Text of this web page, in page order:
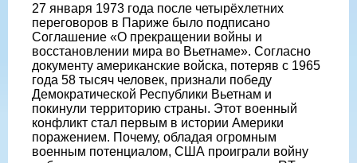
27 января 1973 года после четырёхлетних
переговоров в Париже было подписано
Соглашение «О прекращении войны и
восстановлении мира во Вьетнаме». Согласно
документу американские войска, потеряв с 1965
года 58 тысяч человек, признали победу
Демократической Республики Вьетнам и
покинули территорию страны. Этот военный
конфликт стал первым в истории Америки
поражением. Почему, обладая огромным
военным потенциалом, США проиграли войну